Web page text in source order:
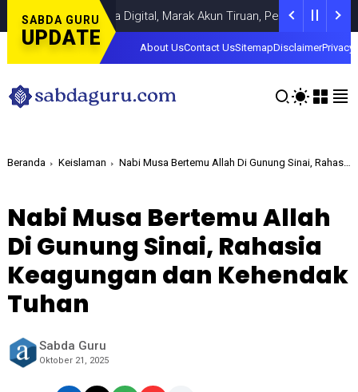
SABDA GURU
UPDATE
di Dunia Digital, Marak Akun Tiruan, Pengelola TikTok
About UsContact UsSitemapDisclaimerPrivacy
Beranda Keislaman Nabi Musa Bertemu Allah Di Gunung Sinai, Rahasia Keagungan dan Kehendak Tuhan
Nabi Musa Bertemu Allah
Di Gunung Sinai, Rahasia
Keagungan dan Kehendak
Tuhan
Sabda Guru
Oktober 21, 2025